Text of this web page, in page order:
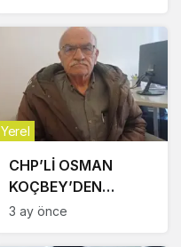
CHP’Lİ OSMAN
KOÇBEY’DEN
BAŞKANLARA
Yerel
3 ay önce